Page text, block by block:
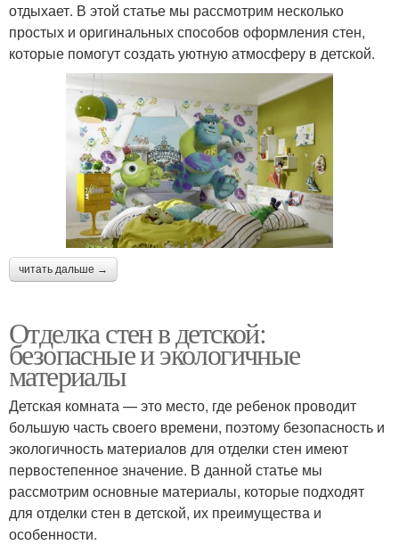
отдыхает. В этой статье мы рассмотрим несколько
простых и оригинальных способов оформления стен,
которые помогут создать уютную атмосферу в детской.
читать дальше →
Отделка стен в детской:
безопасные и экологичные
материалы
Детская комната — это место, где ребенок проводит
большую часть своего времени, поэтому безопасность и
экологичность материалов для отделки стен имеют
первостепенное значение. В данной статье мы
рассмотрим основные материалы, которые подходят
для отделки стен в детской, их преимущества и
особенности.